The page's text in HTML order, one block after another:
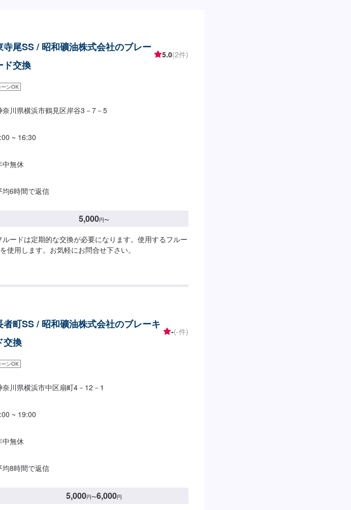
寺尾SS / 昭和礦油株式会社のブレー
ド交換
5.0(2件)
ーンOK
奈川県横浜市鶴見区岸谷3－7－5
~ 16:30
中無休
均6時間で返信
5,000円〜
ルードは定期的な交換が必要になります。使用するフルー
使用します。お気軽にお問合せ下さい。
者町SS / 昭和礦油株式会社のブレーキ
交換
-(-件)
ーンOK
奈川県横浜市中区扇町4－12－1
~ 19:00
中無休
均8時間で返信
5,000円〜6,000円